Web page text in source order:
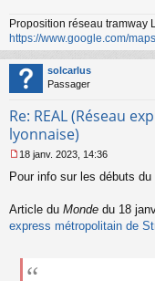
e
n
o
n
l
u
Proposition réseau tramway
https://www.google.com/
solcarlus
Passager
Re: REAL (Réseau
lyonnaise)
e
s
g
n
18 janv. 2023, 14:36
Pour info sur les débuts
Article du Monde du 18
express métropolitain de